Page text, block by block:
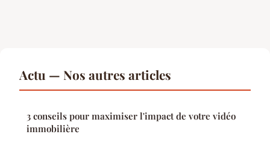
Actu — Nos autres articles
3 conseils pour maximiser l'impact de votre vidéo
immobilière